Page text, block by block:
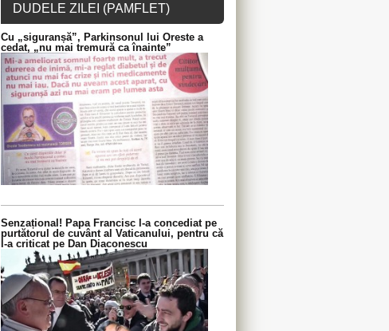
DUDELE ZILEI (PAMFLET)
Cu „siguranșă”, Parkinsonul lui Oreste a
cedat, „nu mai tremură ca înainte”
Senzațional! Papa Francisc l-a concediat pe
purtătorul de cuvânt al Vaticanului, pentru că
l-a criticat pe Dan Diaconescu